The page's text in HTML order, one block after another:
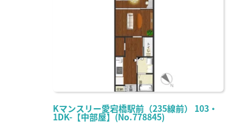
Kマンスリー愛宕橋駅前（235線前） 103・
1DK-【中部屋】(No.778845)